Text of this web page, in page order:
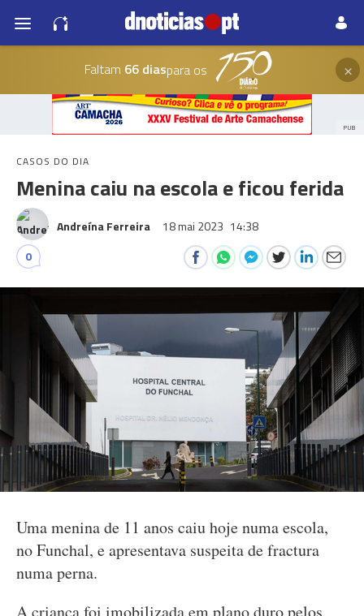
Faltam 66 diaspara os ×
PUB
CASOS DO DIA
Menina caiu na escola e ficou ferida
Andreína Ferreira 18 mai 2023 14:38
0
Uma menina de 11 anos caiu hoje numa escola,
no Funchal, e apresentava suspeita de fractura
numa perna.
A criança foi imobilizada em plano duro pelos